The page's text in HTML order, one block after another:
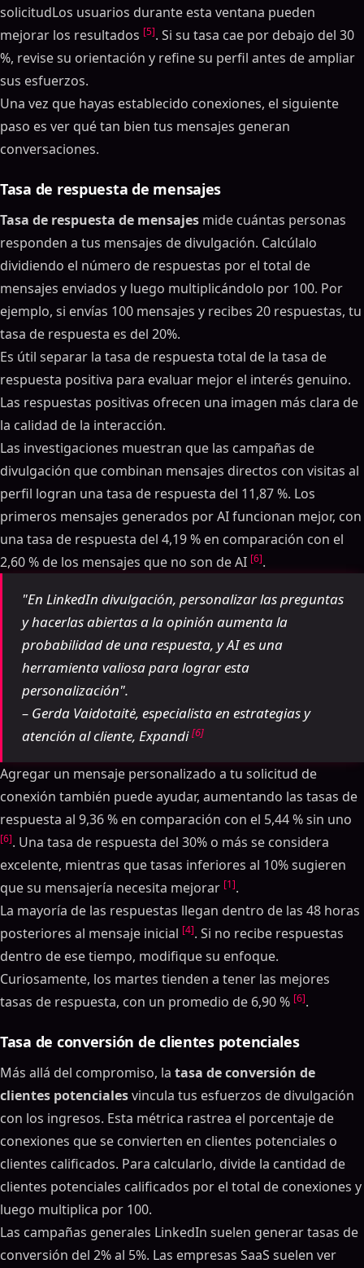
solicitudLos usuarios durante esta ventana pueden
mejorar los resultados [5]. Si su tasa cae por debajo del 30
%, revise su orientación y refine su perfil antes de ampliar
sus esfuerzos.
Una vez que hayas establecido conexiones, el siguiente
paso es ver qué tan bien tus mensajes generan
conversaciones.
Tasa de respuesta de mensajes
Tasa de respuesta de mensajes mide cuántas personas
responden a tus mensajes de divulgación. Calcúlalo
dividiendo el número de respuestas por el total de
mensajes enviados y luego multiplicándolo por 100. Por
ejemplo, si envías 100 mensajes y recibes 20 respuestas, tu
tasa de respuesta es del 20%.
Es útil separar la tasa de respuesta total de la tasa de
respuesta positiva para evaluar mejor el interés genuino.
Las respuestas positivas ofrecen una imagen más clara de
la calidad de la interacción.
Las investigaciones muestran que las campañas de
divulgación que combinan mensajes directos con visitas al
perfil logran una tasa de respuesta del 11,87 %. Los
primeros mensajes generados por AI funcionan mejor, con
una tasa de respuesta del 4,19 % en comparación con el
2,60 % de los mensajes que no son de AI [6].
"En LinkedIn divulgación, personalizar las preguntas
y hacerlas abiertas a la opinión aumenta la
probabilidad de una respuesta, y AI es una
herramienta valiosa para lograr esta
personalización".
– Gerda Vaidotaitė, especialista en estrategias y
atención al cliente, Expandi[6]
Agregar un mensaje personalizado a tu solicitud de
conexión también puede ayudar, aumentando las tasas de
respuesta al 9,36 % en comparación con el 5,44 % sin uno
[6]. Una tasa de respuesta del 30% o más se considera
excelente, mientras que tasas inferiores al 10% sugieren
que su mensajería necesita mejorar [1].
La mayoría de las respuestas llegan dentro de las 48 horas
posteriores al mensaje inicial [4]. Si no recibe respuestas
dentro de ese tiempo, modifique su enfoque.
Curiosamente, los martes tienden a tener las mejores
tasas de respuesta, con un promedio de 6,90 % [6].
Tasa de conversión de clientes potenciales
Más allá del compromiso, la tasa de conversión de
clientes potencialesvincula tus esfuerzos de divulgación
con los ingresos. Esta métrica rastrea el porcentaje de
conexiones que se convierten en clientes potenciales o
clientes calificados. Para calcularlo, divide la cantidad de
clientes potenciales calificados por el total de conexiones y
luego multiplica por 100.
Las campañas generales LinkedIn suelen generar tasas de
conversión del 2% al 5%. Las empresas SaaS suelen ver